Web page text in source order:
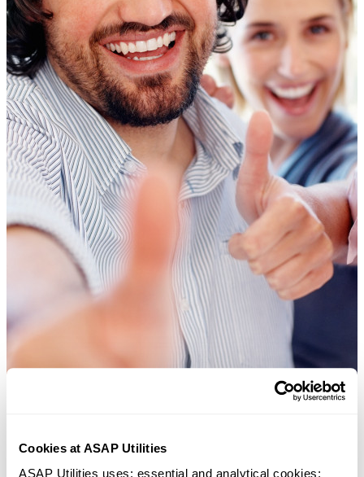
Cookies at ASAP Utilities
ASAP Utilities uses: essential and analytical cookies;